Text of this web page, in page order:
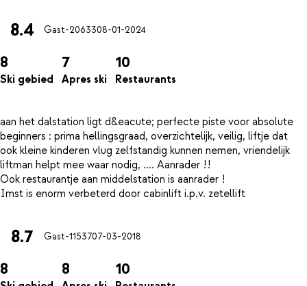
8.4 Gast-2063308-01-2024
8
Ski gebied
7
Apres ski
10
Restaurants
aan het dalstation ligt d&eacute; perfecte piste voor absolute
beginners : prima hellingsgraad, overzichtelijk, veilig, liftje dat
ook kleine kinderen vlug zelfstandig kunnen nemen, vriendelijk
liftman helpt mee waar nodig, .... Aanrader !!
Ook restaurantje aan middelstation is aanrader !
8.7 Gast-1153707-03-2018
8 8 10